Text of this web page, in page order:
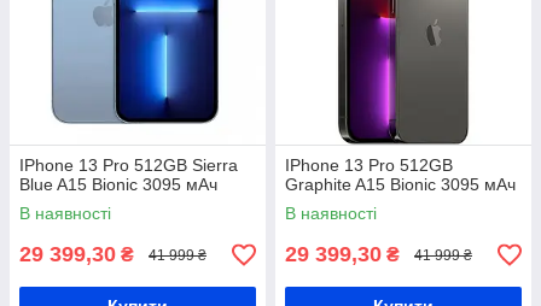
IPhone 13 Pro 512GB Sierra
Blue A15 Bionic 3095 мАч
В наявності
29 399,30 ₴ 41 999 ₴
IPhone 13 Pro 512GB
Graphite A15 Bionic 3095 мАч
В наявності
29 399,30 ₴ 41 999 ₴